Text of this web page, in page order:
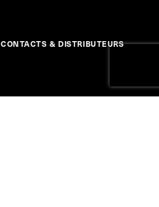
CONTACTS & DISTRIBUTEURS